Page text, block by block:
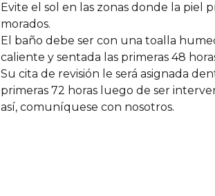
Evite el sol en las zonas donde la piel
morados.
El baño debe ser con una toalla
caliente y sentada las primeras 48
Su cita de revisión le será asignada
primeras 72 horas luego de ser
así, comuníquese con nosotros.